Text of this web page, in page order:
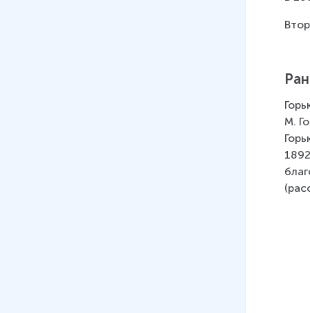
М.